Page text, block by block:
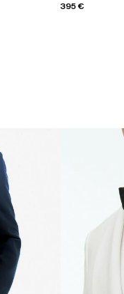
395 €